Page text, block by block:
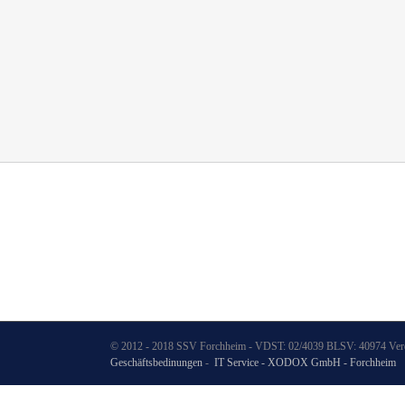
© 2012 - 2018 SSV Forchheim - VDST: 02/4039 BLSV: 40974
Geschäftsbedinungen - IT Service - XODOX GmbH - Forchheim